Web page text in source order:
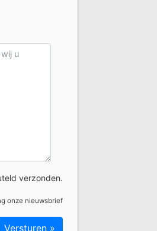
verzonden.
onze nieuwsbrief